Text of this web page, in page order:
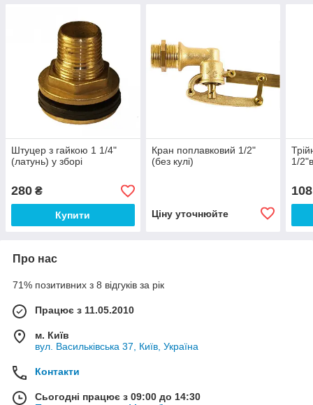
Штуцер з гайкою 1 1/4"
(латунь) у зборі
280 ₴
Купити
Кран поплавковий 1/2"
(без кулі)
Ціну уточнюйте
1/
108
Про нас
71% позитивних з 8 відгуків за рік
Працює з 11.05.2010
м. Київ
вул. Васильківська 37, Київ, Україна
Контакти
Сьогодні працює з 09:00 до 14:30